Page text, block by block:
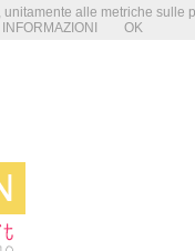
alle metriche sulle
OK